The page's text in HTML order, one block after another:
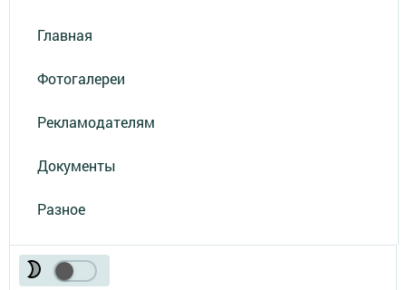
Главная
Фотогалереи
Рекламодателям
Документы
Разное